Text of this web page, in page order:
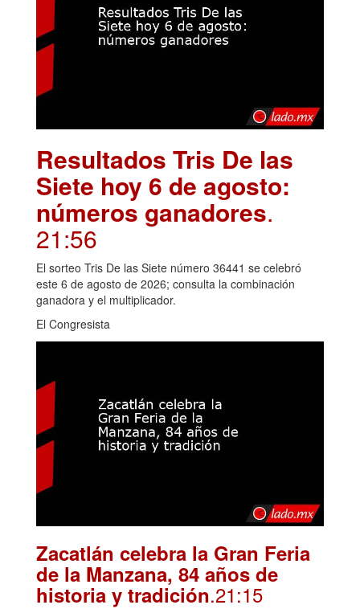
Resultados Tris De las
Siete hoy 6 de agosto:
números ganadores.
21:56
El sorteo Tris De las Siete número 36441 se celebró
este 6 de agosto de 2026; consulta la combinación
ganadora y el multiplicador.
El Congresista
Zacatlán celebra la Gran Feria
de la Manzana, 84 años de
historia y tradición.21:15